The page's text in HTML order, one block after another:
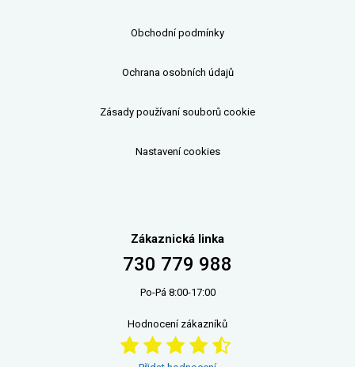
Obchodní podmínky
Ochrana osobních údajů
Zásady používaní souborů cookie
Nastavení cookies
Zákaznická linka
730 779 988
Po-Pá 8:00-17:00
Hodnocení zákazníků